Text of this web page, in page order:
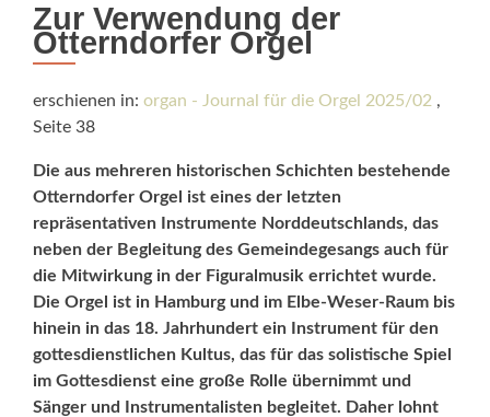
Zur Verwendung der
Otterndorfer Orgel
erschienen in: organ - Journal für die Orgel 2025/02 ,
Seite 38
Die aus mehreren historischen Schichten bestehende
Ottern­dorfer Orgel ist eines der letzten
repräsentativen Instrumente Norddeutschlands, das
neben der Begleitung des Gemeindegesangs auch für
die Mitwirkung in der Figuralmusik errichtet wurde.
Die Orgel ist in Hamburg und im Elbe-Weser-Raum bis
hinein in das 18. Jahrhundert ein Instrument für den
gottesdienstlichen Kultus, das für das solistische Spiel
im Gottesdienst eine große Rolle übernimmt und
Sänger und Instrumentalisten begleitet. Daher lohnt